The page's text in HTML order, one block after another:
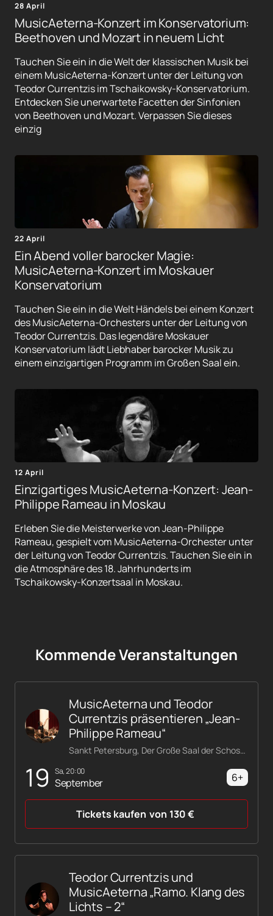
28 April
MusicAeterna-Konzert im Konservatorium:
Beethoven und Mozart in neuem Licht
Tauchen Sie ein in die Welt der klassischen Musik bei
einem MusicAeterna-Konzert unter der Leitung von
Teodor Currentzis im Tschaikowsky-Konservatorium.
Entdecken Sie unerwartete Facetten der Sinfonien
von Beethoven und Mozart. Verpassen Sie dieses
einzig
22 April
Ein Abend voller barocker Magie:
MusicAeterna-Konzert im Moskauer
Konservatorium
Tauchen Sie ein in die Welt Händels bei einem Konzert
des MusicAeterna-Orchesters unter der Leitung von
Teodor Currentzis. Das legendäre Moskauer
Konservatorium lädt Liebhaber barocker Musik zu
einem einzigartigen Programm im Großen Saal ein.
12 April
Einzigartiges MusicAeterna-Konzert: Jean-
Philippe Rameau in Moskau
Erleben Sie die Meisterwerke von Jean-Philippe
Rameau, gespielt vom MusicAeterna-Orchester unter
der Leitung von Teodor Currentzis. Tauchen Sie ein in
die Atmosphäre des 18. Jahrhunderts im
Tschaikowsky-Konzertsaal in Moskau.
Kommende Veranstaltungen
19 Sa, 20:00
September
MusicAeterna und Teodor
Currentzis präsentieren „Jean-
Philippe Rameau“
Sankt Petersburg, Der Große Saal der Schostakowitsch-Philharmonie
6+
Tickets kaufen von 130€
Teodor Currentzis und
MusicAeterna „Ramo. Klang des
Lichts – 2“